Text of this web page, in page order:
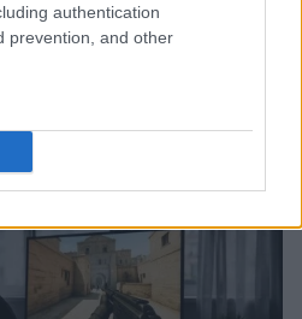
authentication
prevention, and other